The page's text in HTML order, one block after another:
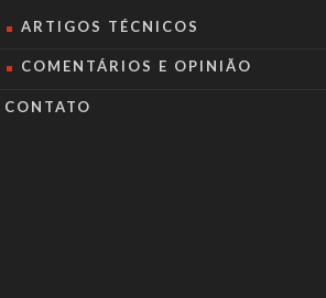
ARTIGOS TÉCNICOS
COMENTÁRIOS E OPINIÃO
CONTATO